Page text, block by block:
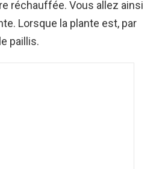
réchauffée. Vous allez ainsi
Lorsque la plante est, par
paillis.